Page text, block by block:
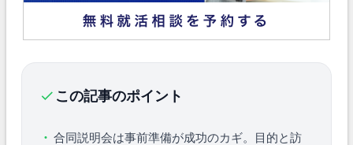
この記事のポイント
合同説明会は事前準備が成功のカギ。目的と訪